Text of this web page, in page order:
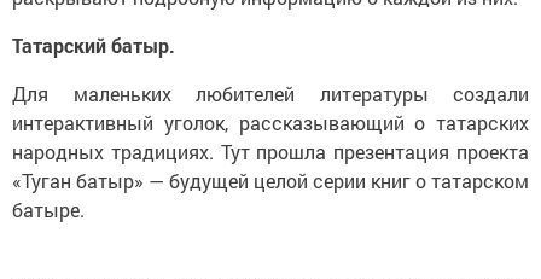
Татарский батыр.
Для маленьких любителей литературы создали
интерактивный уголок, рассказывающий о татарских
народных традициях. Тут прошла презентация проекта
«Туган батыр» — будущей целой серии книг о татарском
батыре.